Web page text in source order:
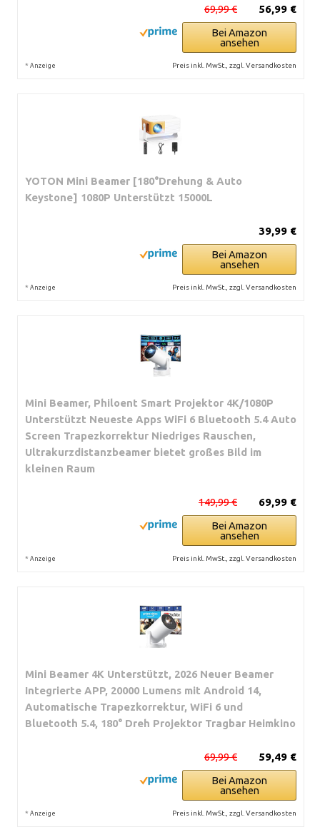
56,99 €
69,99 €
Bei Amazon
ansehen
* Anzeige Preis inkl. MwSt., zzgl. Versandkosten
YOTON Mini Beamer [180°Drehung & Auto
Keystone] 1080P Unterstützt 15000L
39,99 €
Bei Amazon
ansehen
* Anzeige Preis inkl. MwSt., zzgl. Versandkosten
Mini Beamer, Philoent Smart Projektor 4K/1080P
Unterstützt Neueste Apps WiFi 6 Bluetooth 5.4 Auto
Screen Trapezkorrektur Niedriges Rauschen,
Ultrakurzdistanzbeamer bietet großes Bild im
kleinen Raum
69,99 €
149,99 €
Bei Amazon
ansehen
* Anzeige Preis inkl. MwSt., zzgl. Versandkosten
Mini Beamer 4K Unterstützt, 2026 Neuer Beamer
Integrierte APP, 20000 Lumens mit Android 14,
Automatische Trapezkorrektur, WiFi 6 und
Bluetooth 5.4, 180° Dreh Projektor Tragbar Heimkino
59,49 €
69,99 €
Bei Amazon
ansehen
* Anzeige Preis inkl. MwSt., zzgl. Versandkosten